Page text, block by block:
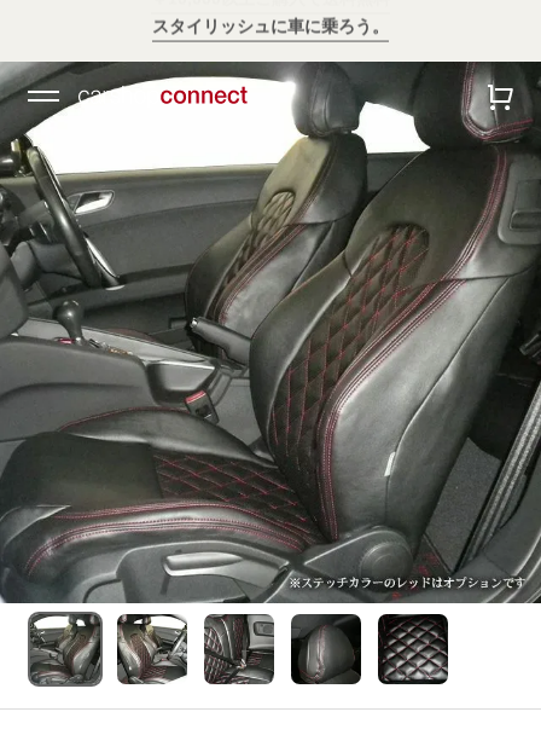
スタイリッシュに車に乗ろう。